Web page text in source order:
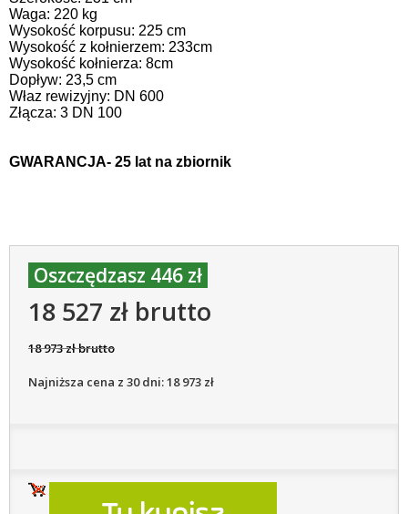
Waga: 220 kg
Wysokość korpusu: 225 cm
Wysokość z kołnierzem: 233cm
Wysokość kołnierza: 8cm
Dopływ: 23,5 cm
Właz rewizyjny: DN 600
Złącza: 3 DN 100
GWARANCJA- 25 lat na zbiornik
Oszczędzasz 446 zł
18 527 zł brutto
18 973 zł brutto
Najniższa cena z 30 dni: 18 973 zł